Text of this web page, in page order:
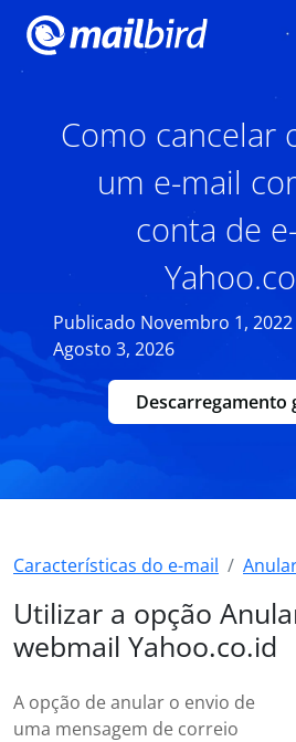
Como cancelar
um e-mail
conta de
Publicado Novembro 1,
Agosto 3, 2026
Descarregamento
Características do e-mail
Utilizar a opção
webmail Yahoo.co.id
A opção de anular o envio de
uma mensagem de correio